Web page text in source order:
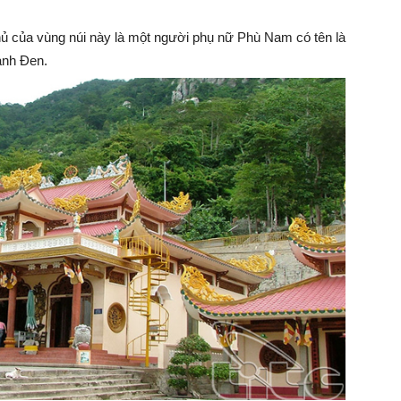
của vùng núi này là một người phụ nữ Phù Nam có tên là
Đen.